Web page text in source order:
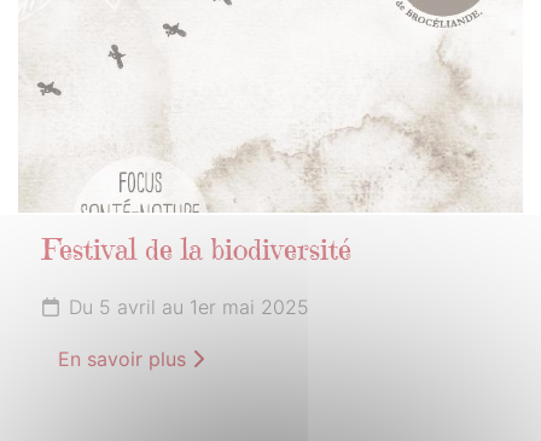
Festival de la biodiversité
Du 5 avril au 1er mai 2025
En savoir plus